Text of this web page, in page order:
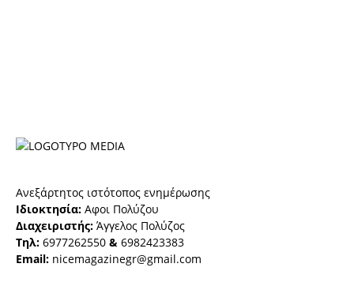
Ανεξάρτητος ιστότοπος ενημέρωσης
Ιδιοκτησία: Αφοι Πολύζου
Διαχειριστής: Άγγελος Πολύζος
Τηλ: 6977262550 & 6982423383
Email: nicemagazinegr@gmail.com